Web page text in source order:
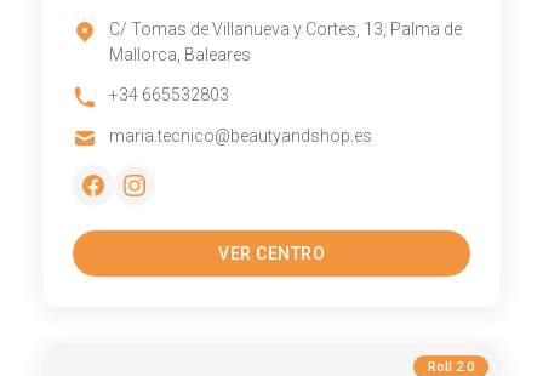
C/ Tomas de Villanueva y Cortes, 13, Palma de
Mallorca, Baleares
+34 665532803
maria.tecnico@beautyandshop.es
VER CENTRO
Roll 2.0